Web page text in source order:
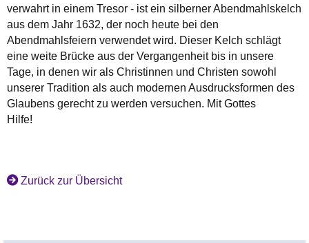
verwahrt in einem Tresor - ist ein silberner Abendmahlskelch
aus dem Jahr 1632, der noch heute bei den
Abendmahlsfeiern verwendet wird. Dieser Kelch schlägt
eine weite Brücke aus der Vergangenheit bis in unsere
Tage, in denen wir als Christinnen und Christen sowohl
unserer Tradition als auch modernen Ausdrucksformen des
Glaubens gerecht zu werden versuchen. Mit Gottes
Hilfe!
Zurück zur Übersicht